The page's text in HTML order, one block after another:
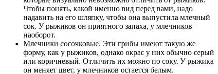
Чтобы понять, какой именно вид перед вами, надо
надавить на его шляпку, чтобы она выпустила млечный
сок. У рыжиков он приятного запаха, у млечников –
наоборот.
Млечники сосочковые. Эти грибы имеют такую же
форму, как у рыжиков, однако окрас у них обычно серый
или коричневый. Отличить их можно по соку. У рыжика
он меняет цвет, у млечников остается белым.